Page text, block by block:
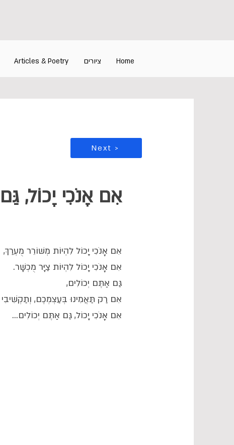
Home ציורים Articles & Poetry
Next >
אִם אָנֹכִי יָכוֹל,
אִם אָנֹכִי יָכוֹל לִהְיוֹת מְשׁוֹרֵר מֻעְרַךְ,
אִם אָנֹכִי יָכוֹל לִהְיוֹת צַיָּר מֻכְשָׁר.
גַּם אַתֶּם יְכוֹלִים,
אִם רַק תַּאֲמִינוּ בְּעַצְמְכֶם, וְתַקְשִׁיבִי
אִם אָנֹכִי יָכוֹל, גַּם אַתֶּם יְכוֹלִים...